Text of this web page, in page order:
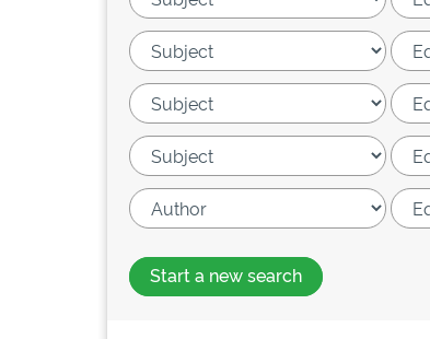
Start a new search